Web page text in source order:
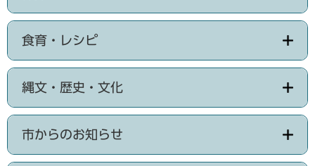
食育・レシピ
縄文・歴史・文化
市からのお知らせ